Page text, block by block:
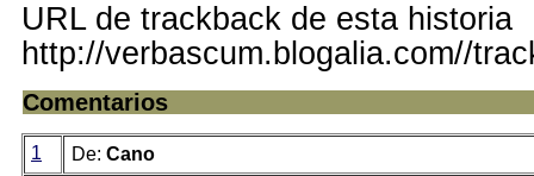
URL de trackback de esta historia
http://verbascum.blogalia.com//
Comentarios
1 De: Cano